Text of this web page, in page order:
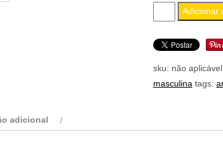
masculina
oneida
sku: não aplicável